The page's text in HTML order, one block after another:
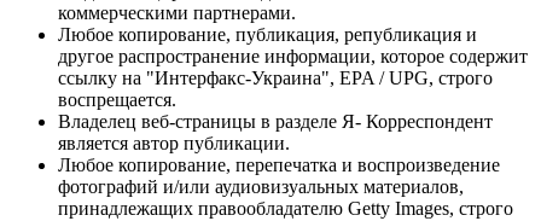
коммерческими партнерами.
Любое копирование, публикация, републикация и
другое распространение информации, которое содержит
ссылку на "Интерфакс-Украина", EPA / UPG, строго
воспрещается.
Владелец веб-страницы в разделе Я- Корреспондент
является автор публикации.
Любое копирование, перепечатка и воспроизведение
фотографий и/или аудиовизуальных материалов,
принадлежащих правообладателю Getty Images, строго